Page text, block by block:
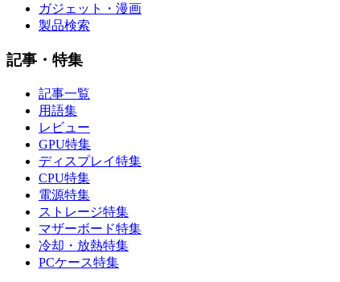
ガジェット・漫画
製品検索
記事・特集
記事一覧
用語集
レビュー
GPU特集
ディスプレイ特集
CPU特集
電源特集
ストレージ特集
マザーボード特集
冷却・放熱特集
PCケース特集